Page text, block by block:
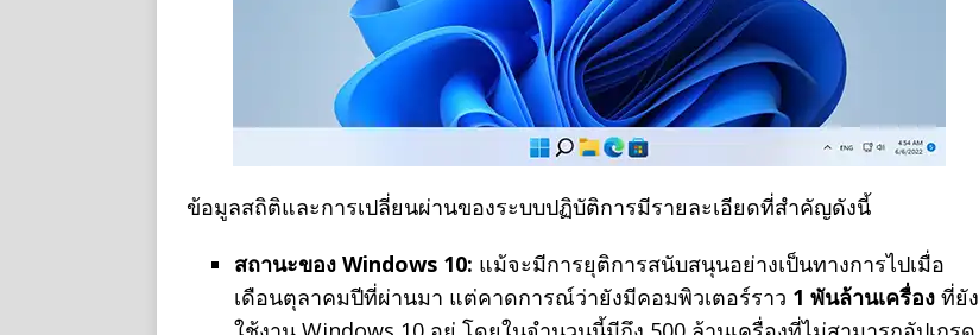
ข้อมูลสถิติและการเปลี่ยนผ่านของระบบปฏิบัติการมีรายละเอียดที่สำคัญดังนี้
สถานะของ Windows 10: แม้จะมีการยุติการสนับสนุนอย่างเป็นทางการไปเมื่อ
เดือนตุลาคมปีที่ผ่านมา แต่คาดการณ์ว่ายังมีคอมพิวเตอร์ราว 1 พันล้านเครื่อง ที่ยัง